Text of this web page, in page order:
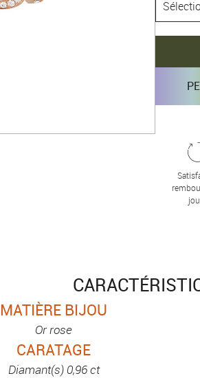
MATIÈRE BIJOU
Or rose
CARATAGE
Diamant(s) 0,96 ct